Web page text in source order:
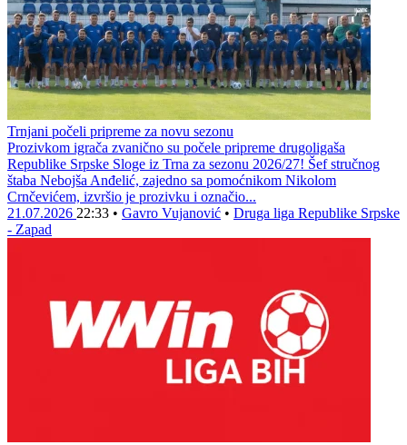
Trnjani počeli pripreme za novu sezonu
Prozivkom igrača zvanično su počele pripreme drugoligaša
Republike Srpske Sloge iz Trna za sezonu 2026/27! Šef stručnog
štaba Nebojša Anđelić, zajedno sa pomoćnikom Nikolom
Crnčevićem, izvršio je prozivku i označio...
21.07.2026 22:33 • Gavro Vujanović • Druga liga Republike Srpske
- Zapad